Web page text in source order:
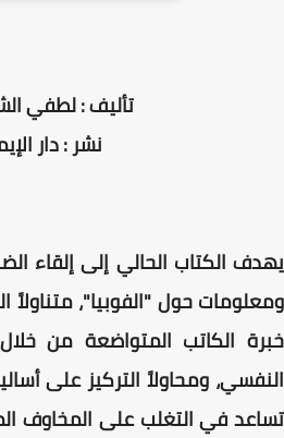
تأليف : لطفي
نشر : دار
يهدف الكتاب الحالي إلى إلقاء
ومعلومات حول "الفوبيا"، متناولاً
خبرة الكاتب المتواضعة من
النفسي، ومحاولاً التركيز على
تساعد في التغلب على المخاوف